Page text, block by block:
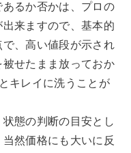
るか否かは、プロの
来ますので、基本的
、高い値段が示され
せたまま放っておか
キレイに洗うことが
態の判断の目安とし
然価格にも大いに反